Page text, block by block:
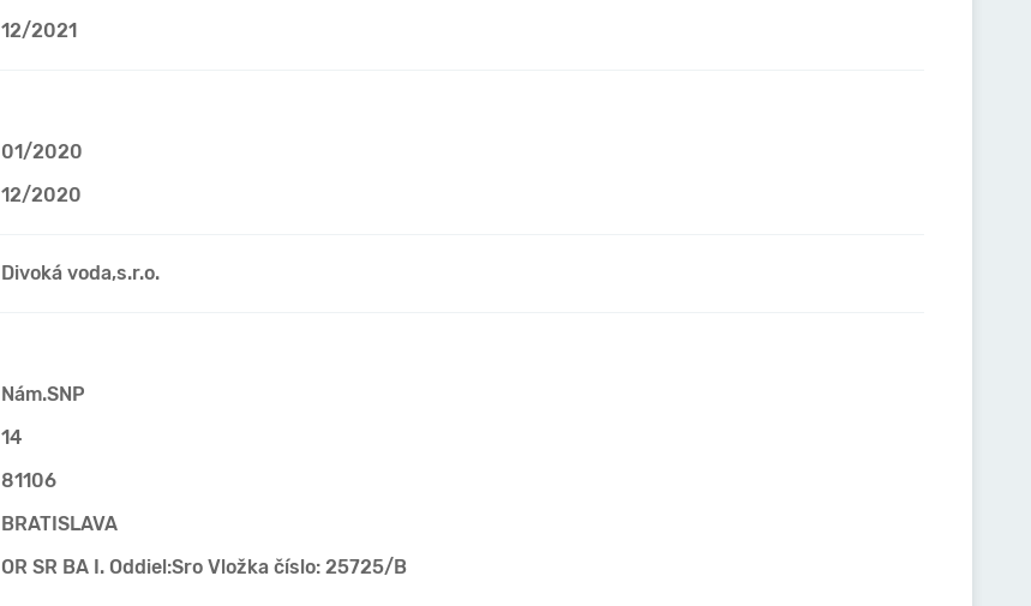
12/2021
01/2020
12/2020
Divoká voda,s.r.o.
Nám.SNP
14
81106
BRATISLAVA
OR SR BA I. Oddiel:Sro Vložka číslo: 25725/B